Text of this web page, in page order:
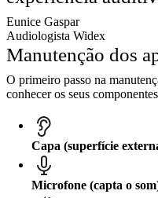
Eunice Gaspar
Audiologista Widex
Manutenção dos
O primeiro passo na
conhecer os seus componentes
Capa (superfície
Microfone (capta o